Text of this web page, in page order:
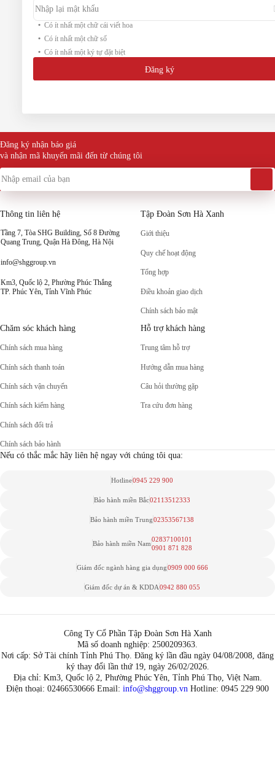
Có ít nhất một chữ cái viết hoa
Có ít nhất một chữ số
Có ít nhất một ký tự đặt biệt
Đăng ký
Đăng ký nhận báo giá
và nhận mã khuyến mãi đến từ chúng tôi
Thông tin liên hệ
Tầng 7, Tòa SHG Building, Số 8 Đường
Quang Trung, Quận Hà Đông, Hà Nội
info@shggroup.vn
Km3, Quốc lộ 2, Phường Phúc Thắng
TP. Phúc Yên, Tỉnh Vĩnh Phúc
Tập Đoàn Sơn Hà Xanh
Giới thiệu
Quy chế hoạt động
Tổng hợp
Điều khoản giao dịch
Chính sách bảo mật
Chăm sóc khách hàng
Chính sách mua hàng
Chính sách thanh toán
Chính sách vận chuyển
Chính sách kiểm hàng
Chính sách đổi trả
Chính sách bảo hành
Hỗ trợ khách hàng
Trung tâm hỗ trợ
Hướng dẫn mua hàng
Câu hỏi thường gặp
Tra cứu đơn hàng
Nếu có thắc mắc hãy liên hệ ngay với chúng tôi qua:
Hotline0945 229 900
Bảo hành miền Bắc02113512333
Bảo hành miền Trung02353567138
Bảo hành miền Nam
02837100101
0901 871 828
Giám đốc ngành hàng gia dụng0909 000 666
Giám đốc dự án & KDDA0942 880 055
Công Ty Cổ Phần Tập Đoàn Sơn Hà Xanh
Mã số doanh nghiệp: 2500209363.
Nơi cấp: Sở Tài chính Tỉnh Phú Thọ. Đăng ký lần đầu ngày 04/08/2008, đăng
ký thay đổi lần thứ 19, ngày 26/02/2026.
Địa chỉ: Km3, Quốc lộ 2, Phường Phúc Yên, Tỉnh Phú Thọ, Việt Nam.
Điện thoại: 02466530666 Email: info@shggroup.vn Hotline: 0945 229 900